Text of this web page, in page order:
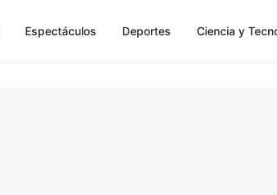
Espectáculos Deportes Ciencia y